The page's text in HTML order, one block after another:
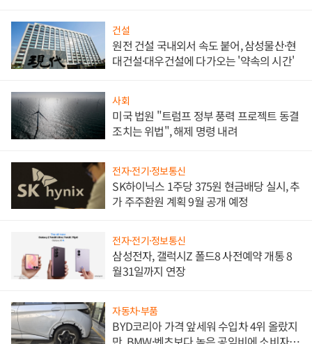
건설
원전 건설 국내외서 속도 붙어, 삼성물산·현
대건설·대우건설에 다가오는 '약속의 시간'
사회
미국 법원 "트럼프 정부 풍력 프로젝트 동결
조치는 위법", 해제 명령 내려
전자·전기·정보통신
SK하이닉스 1주당 375원 현금배당 실시, 추
가 주주환원 계획 9월 공개 예정
전자·전기·정보통신
삼성전자, 갤럭시Z 폴드8 사전예약 개통 8
월31일까지 연장
자동차·부품
BYD코리아 가격 앞세워 수입차 4위 올랐지